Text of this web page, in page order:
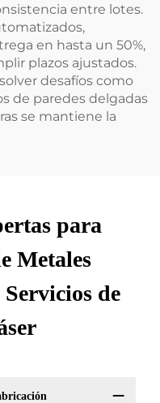
entre lotes.
en hasta un 50%,
plazos ajustados.
desafíos como
de paredes delgadas
se mantiene la
para
Metales
de